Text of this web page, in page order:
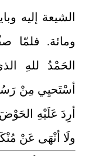
الشيعة إليه
ومائة. فلمّا
الحَمْدُ للهِ
أسْتَحيِي مِنْ
أرِدَ عَلَيْهِ
ولَا أنْهَى عَنْ